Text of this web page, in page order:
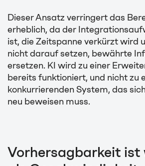
Dieser Ansatz verringert das
erheblich, da der
ist, die Zeitspanne verkürzt wird
nicht darauf setzen, bewährte
ersetzen. KI wird zu einer
bereits funktioniert, und nicht zu
konkurrierenden System, das
neu beweisen muss.
Vorhersagbarkeit